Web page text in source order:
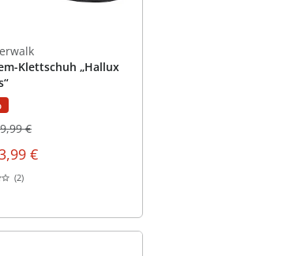
Klettschuh „Hallux
€
€
(2)